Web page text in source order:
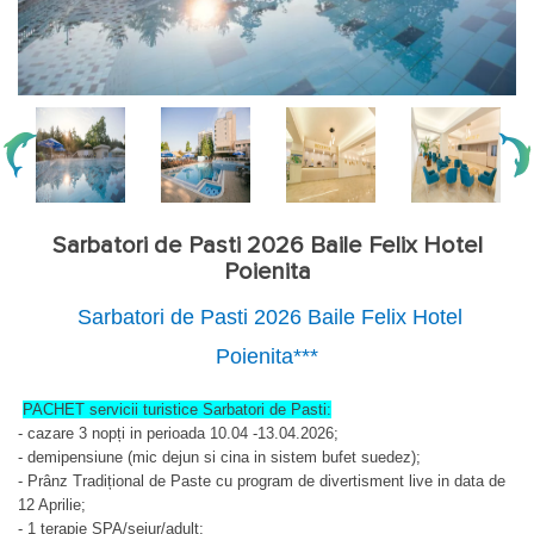
Sarbatori de Pasti 2026 Baile Felix Hotel
Poienita
Sarbatori de Pasti 2026 Baile Felix Hotel
Poienita***
PACHET servicii turistice Sarbatori de Pasti:
- cazare 3 nopți in perioada 10.04 -13.04.2026;
- demipensiune (mic dejun si cina in sistem bufet suedez);
- Prânz Tradițional de Paste cu program de divertisment live in data de
12 Aprilie;
- 1 terapie SPA/sejur/adult;